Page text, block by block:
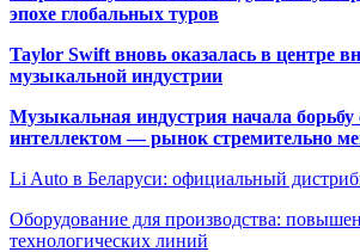
эпохе глобальных туров
Taylor Swift вновь оказалась в центре
музыкальной индустрии
Музыкальная индустрия начала борьбу
интеллектом — рынок стремительно
Li Auto в Беларуси: официальный
Оборудование для производства:
технологических линий